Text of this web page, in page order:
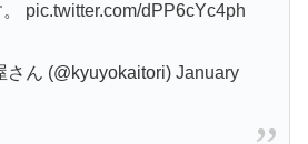
pic.twitter.com/dPP6cYc4ph
ん (@kyuyokaitori) January